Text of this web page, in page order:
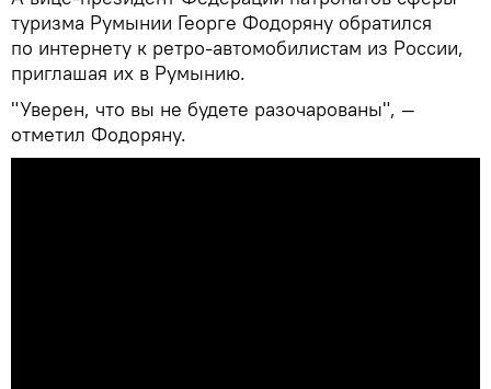
туризма Румынии Георге Фодоряну обратился
по интернету к ретро-автомобилистам из России,
приглашая их в Румынию.
"Уверен, что вы не будете разочарованы", —
отметил Фодоряну.